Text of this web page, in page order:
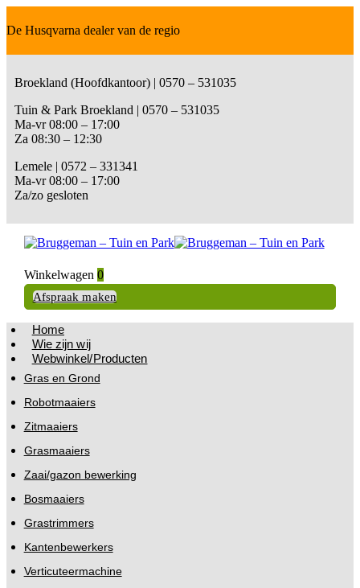
De Husqvarna dealer van de regio
Broekland (Hoofdkantoor) | 0570 – 531035
Tuin & Park Broekland | 0570 – 531035
Ma-vr 08:00 – 17:00
Za 08:30 – 12:30
Lemele | 0572 – 331341
Ma-vr 08:00 – 17:00
Za/zo gesloten
Winkelwagen 0
Afspraak maken
Home
Wie zijn wij
Webwinkel/Producten
Gras en Grond
Robotmaaiers
Zitmaaiers
Grasmaaiers
Zaai/gazon bewerking
Bosmaaiers
Grastrimmers
Kantenbewerkers
Verticuteermachine